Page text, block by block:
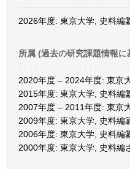
2026年度: 東京大学, 史料編
所属 (過去の研究課題情報に
2020年度 – 2024年度: 東京
2015年度: 東京大学, 史料編
2007年度 – 2011年度: 東京
2009年度: 東京大学, 史料編
2006年度: 東京大学, 史料編
2000年度: 東京大学, 史料編